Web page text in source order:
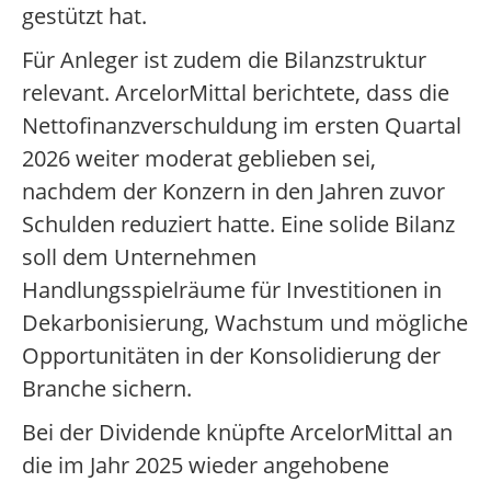
gestützt hat.
Für Anleger ist zudem die Bilanzstruktur
relevant. ArcelorMittal berichtete, dass die
Nettofinanzverschuldung im ersten Quartal
2026 weiter moderat geblieben sei,
nachdem der Konzern in den Jahren zuvor
Schulden reduziert hatte. Eine solide Bilanz
soll dem Unternehmen
Handlungsspielräume für Investitionen in
Dekarbonisierung, Wachstum und mögliche
Opportunitäten in der Konsolidierung der
Branche sichern.
Bei der Dividende knüpfte ArcelorMittal an
die im Jahr 2025 wieder angehobene